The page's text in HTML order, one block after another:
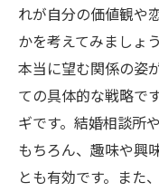
れが自分の価値観や
かを考えてみましょ
本当に望む関係の姿
ての具体的な戦略で
ギです。結婚相談所
もちろん、趣味や興
とも有効です。また